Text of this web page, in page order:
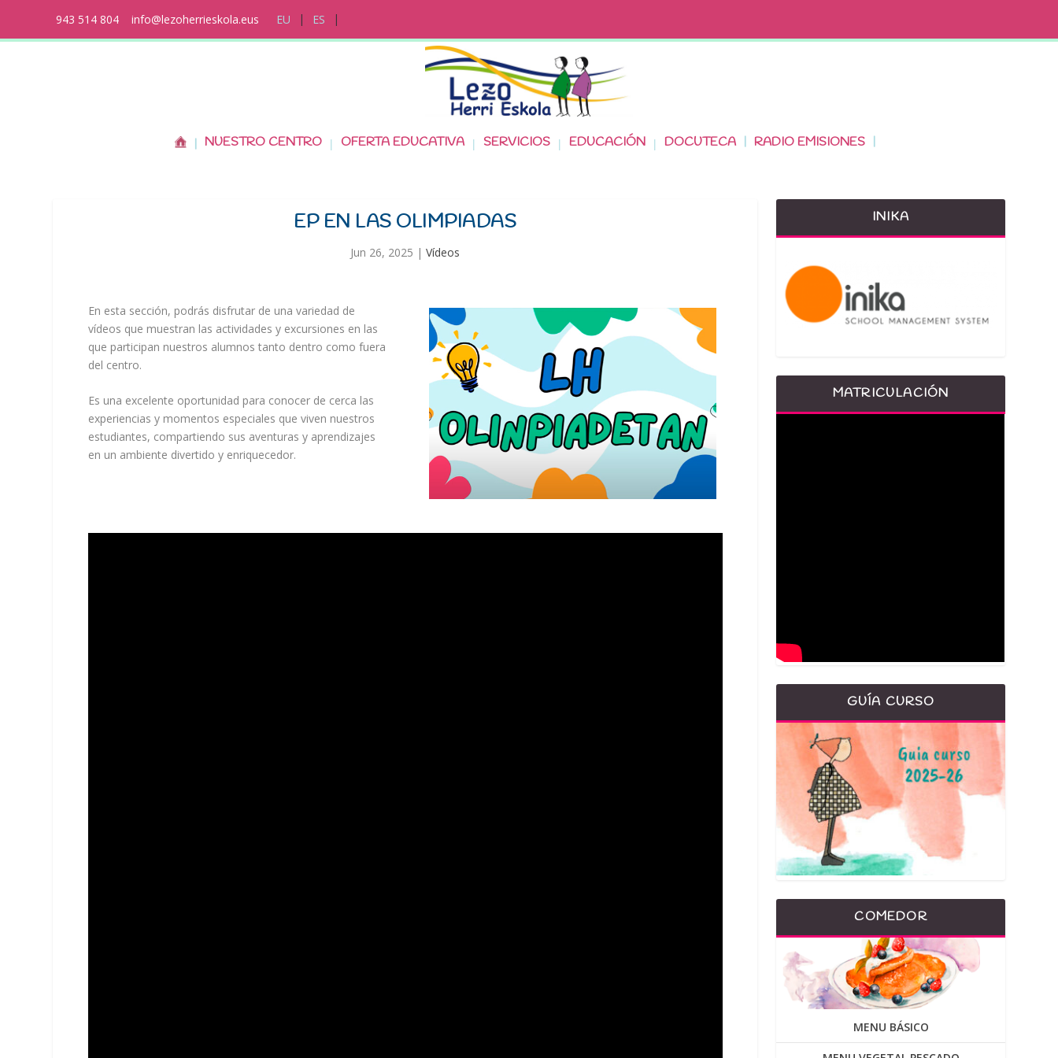
943 514 804 info@lezoherrieskola.eus EU ES
NUESTRO CENTRO OFERTA EDUCATIVA SERVICIOS EDUCACIÓN DOCUTECA RADIO EMISIONES
EP EN LAS OLIMPIADAS
Jun 26, 2025 |Vídeos
En esta sección, podrás disfrutar de una variedad de
vídeos que muestran las actividades y excursiones en las
que participan nuestros alumnos tanto dentro como fuera
del centro.
Es una excelente oportunidad para conocer de cerca las
experiencias y momentos especiales que viven nuestros
estudiantes, compartiendo sus aventuras y aprendizajes
en un ambiente divertido y enriquecedor.
INIKA
MATRICULACIÓN
GUÍA CURSO
COMEDOR
MENU BÁSICO